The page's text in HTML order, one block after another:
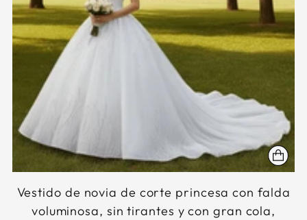
Vestido de novia de corte princesa con falda
voluminosa, sin tirantes y con gran cola,